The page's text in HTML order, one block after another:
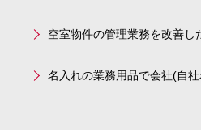
空室物件の管理業務を改善し
名入れの業務用品で会社(自